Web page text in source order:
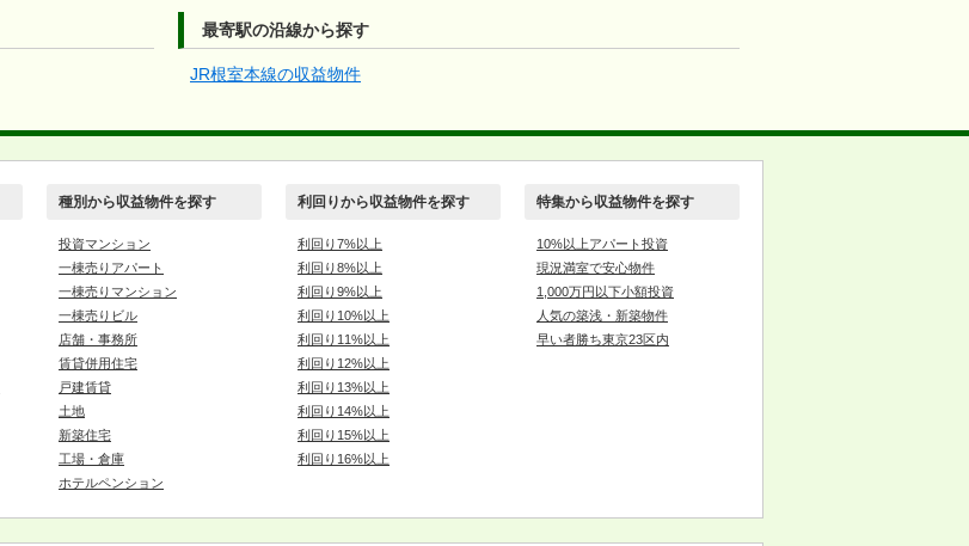
最寄駅の沿線から探す
JR根室本線の収益物件
種別から収益物件を探す
投資マンション
一棟売りアパート
一棟売りマンション
一棟売りビル
店舗・事務所
賃貸併用住宅
戸建賃貸
土地
新築住宅
工場・倉庫
ホテルペンション
利回りから収益物件を探す
利回り7%以上
利回り8%以上
利回り9%以上
利回り10%以上
利回り11%以上
利回り12%以上
利回り13%以上
利回り14%以上
利回り15%以上
利回り16%以上
特集から収益物件を探す
10%以上アパート投資
現況満室で安心物件
1,000万円以下小額投資
人気の築浅・新築物件
早い者勝ち東京23区内